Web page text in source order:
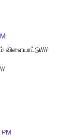
விளையாட்டு////